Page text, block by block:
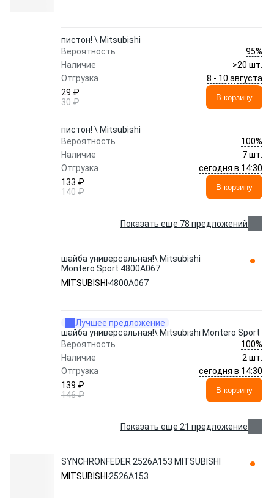
пистон! \ Mitsubishi
Вероятность
95%
Наличие
>20 шт.
Отгрузка
8 - 10 августа
29 ₽
30 ₽
В корзину
пистон! \ Mitsubishi
Вероятность
100%
Наличие
7 шт.
Отгрузка
сегодня в 14:30
133 ₽
140 ₽
В корзину
Показать еще 78 предложений
шайба универсальная!\ Mitsubishi
Montero Sport 4800A067
MITSUBISHI 4800A067
Лучшее предложение
шайба универсальная!\ Mitsubishi Montero Sport
Вероятность
100%
Наличие
2 шт.
Отгрузка
сегодня в 14:30
139 ₽
146 ₽
В корзину
Показать еще 21 предложение
SYNCHRONFEDER 2526A153 MITSUBISHI
MITSUBISHI 2526A153